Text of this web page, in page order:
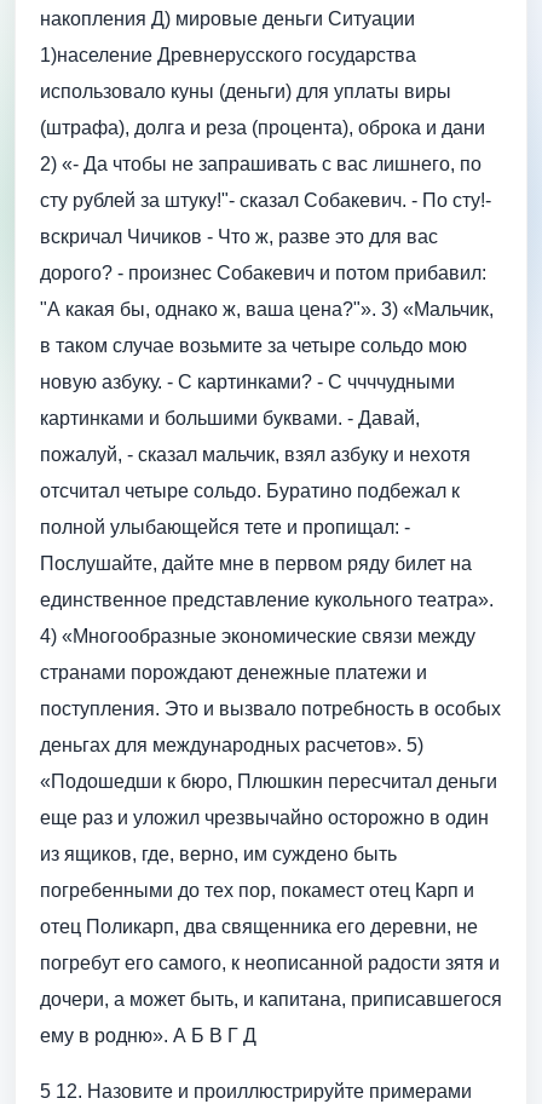
накопления Д) мировые деньги Ситуации
1)население Древнерусского государства
использовало куны (деньги) для уплаты виры
(штрафа), долга и реза (процента), оброка и дани
2) «- Да чтобы не запрашивать с вас лишнего, по
сту рублей за штуку!"- сказал Собакевич. - По сту!-
вскричал Чичиков - Что ж, разве это для вас
дорого? - произнес Собакевич и потом прибавил:
"А какая бы, однако ж, ваша цена?"». 3) «Мальчик,
в таком случае возьмите за четыре сольдо мою
новую азбуку. - С картинками? - С ччччудными
картинками и большими буквами. - Давай,
пожалуй, - сказал мальчик, взял азбуку и нехотя
отсчитал четыре сольдо. Буратино подбежал к
полной улыбающейся тете и пропищал: -
Послушайте, дайте мне в первом ряду билет на
единственное представление кукольного театра».
4) «Многообразные экономические связи между
странами порождают денежные платежи и
поступления. Это и вызвало потребность в особых
деньгах для международных расчетов». 5)
«Подошедши к бюро, Плюшкин пересчитал деньги
еще раз и уложил чрезвычайно осторожно в один
из ящиков, где, верно, им суждено быть
погребенными до тех пор, покамест отец Карп и
отец Поликарп, два священника его деревни, не
погребут его самого, к неописанной радости зятя и
дочери, а может быть, и капитана, приписавшегося
ему в родню». А Б В Г Д
5 12. Назовите и проиллюстрируйте примерами